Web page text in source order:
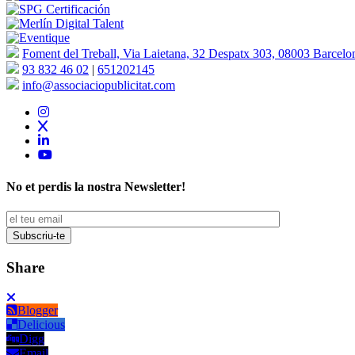
Foment del Treball, Via Laietana, 32 Despatx 303, 08003
93 832 46 02
651202145
info@associaciopublicitat.com
No et perdis la nostra Newsletter!
Share
Blogger
Delicious
Digg